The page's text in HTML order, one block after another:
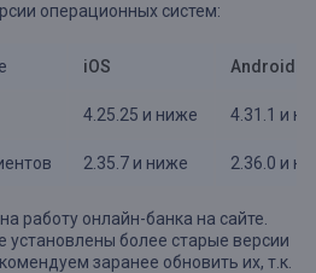
операционных систем:
iOS Android
4.25.25 и ниже 4.31.1 и
2.35.7 и ниже 2.36.0 и
работу онлайн-банка на сайте.
установлены более старые версии
заранее обновить их, т.к.